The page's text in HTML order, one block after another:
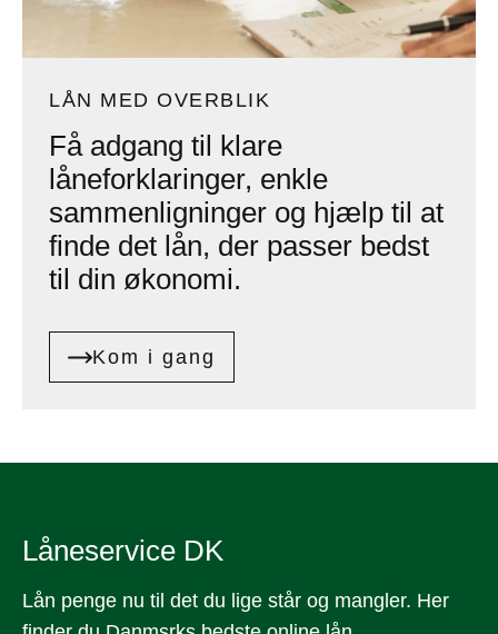
LÅN MED OVERBLIK
Få adgang til klare
låneforklaringer, enkle
sammenligninger og hjælp til at
finde det lån, der passer bedst
til din økonomi.
Kom i gang
Låneservice DK
Lån penge nu til det du lige står og mangler. Her